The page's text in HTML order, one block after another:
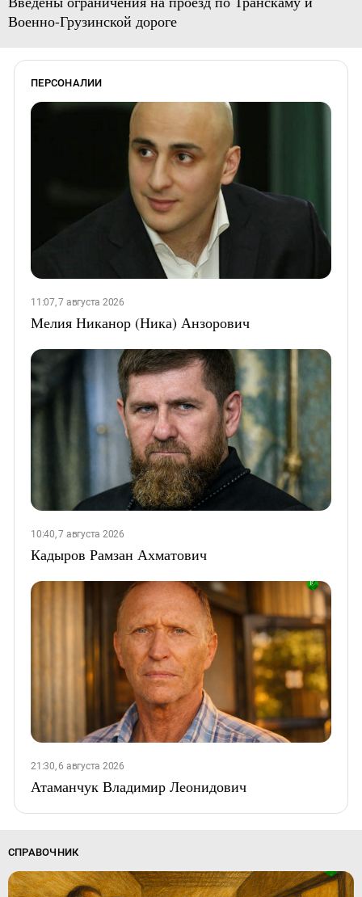
Военно-Грузинской дороге
ПЕРСОНАЛИИ
11:07, 7 августа 2026
Мелия Никанор (Ника) Анзорович
10:40, 7 августа 2026
Кадыров Рамзан Ахматович
21:30, 6 августа 2026
Атаманчук Владимир Леонидович
СПРАВОЧНИК